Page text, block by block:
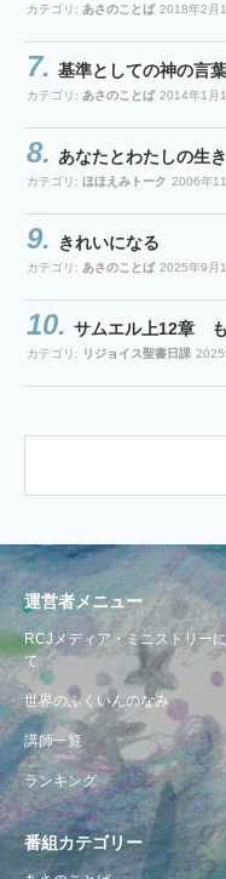
カテゴリ: あさのことば 2018年2月
基準としての神の言葉
カテゴリ: あさのことば 2014年1月
あなたとわたしの生
カテゴリ: ほほえみトーク 2006年
きれいになる
カテゴリ: あさのことば 2025年9月1
サムエル上12章
カテゴリ: リジョイス聖書日課 2025
運営者メニュー
RCJメディア・ミニストリー
て
世界のふくいんのなみ
講師一覧
ランキング
番組カテゴリー